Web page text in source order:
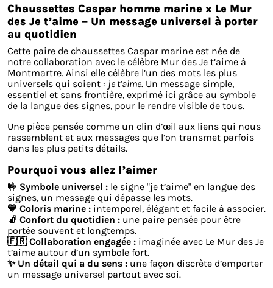
Chaussettes Caspar homme marine x Le Mur
des Je t’aime – Un message universel à porter
au quotidien
Cette paire de chaussettes Caspar marine est née de
notre collaboration avec le célèbre Mur des Je t’aime à
Montmartre. Ainsi elle célèbre l’un des mots les plus
universels qui soient : je t’aime. Un message simple,
essentiel et sans frontière, exprimé ici grâce au symbole
de la langue des signes, pour le rendre visible de tous.
Une pièce pensée comme un clin d’œil aux liens qui nous
rassemblent et aux messages que l’on transmet parfois
dans les plus petits détails.
Pourquoi vous allez l’aimer
🤟 Symbole universel : le signe "je t’aime" en langue des
signes, un message qui dépasse les mots.
💙 Coloris marine : intemporel, élégant et facile à associer.
🧦 Confort du quotidien : une paire pensée pour être
portée souvent et longtemps.
🇫🇷 Collaboration engagée : imaginée avec Le Mur des Je
t’aime autour d’un symbole fort.
✨ Un détail qui a du sens : une façon discrète d’emporter
un message universel partout avec soi.